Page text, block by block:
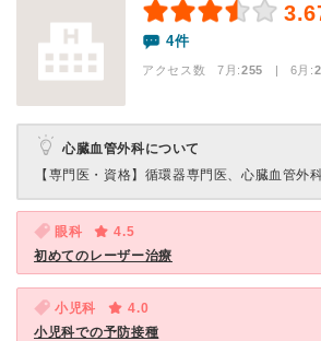
4件
アクセス数 7月:255 | 6月:
心臓血管外科について
【専門医・資格】 循環器専門医、心臓血管外
眼科
4.5
初めてのレーザー治療
小児科
4.0
小児科での予防接種